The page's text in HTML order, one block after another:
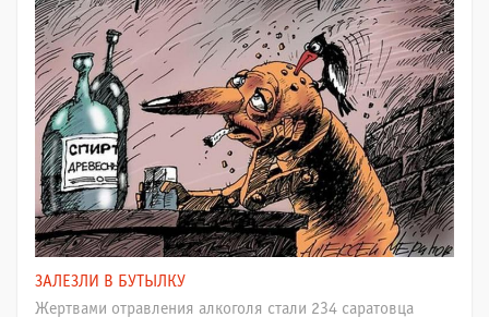
ЗАЛЕЗЛИ В БУТЫЛКУ
Жертвами отравления алкоголя стали 234 саратовца